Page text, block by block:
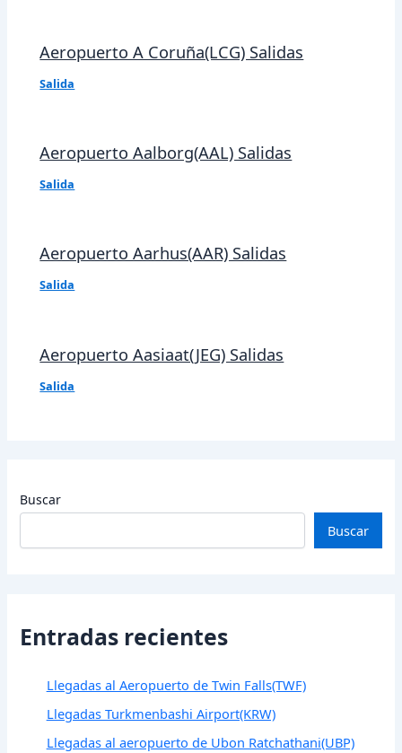
Aeropuerto A Coruña(LCG) Salidas
Salida
Aeropuerto Aalborg(AAL) Salidas
Salida
Aeropuerto Aarhus(AAR) Salidas
Salida
Aeropuerto Aasiaat(JEG) Salidas
Salida
Buscar
Buscar
Entradas recientes
Llegadas al Aeropuerto de Twin Falls(TWF)
Llegadas Turkmenbashi Airport(KRW)
Llegadas al aeropuerto de Ubon Ratchathani(UBP)